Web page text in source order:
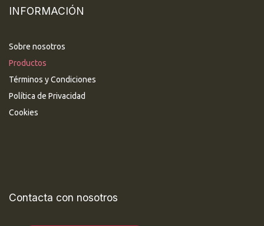
INFORMACIÓN
Sobre nosotros
Productos
Términos y Condiciones
Política de Privacidad
Cookies
Contacta con nosotros